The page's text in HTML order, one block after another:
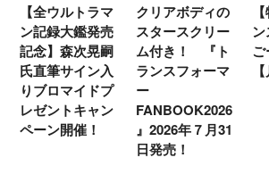
【全ウルトラマ
ン記録大鑑発売
記念】森次晃嗣
氏直筆サイン入
りブロマイドプ
レゼントキャン
ペーン開催！
クリアボディの
スタースクリー
ム付き！ 『ト
ランスフォーマ
ー
FANBOOK2026
』2026年７月31
日発売！